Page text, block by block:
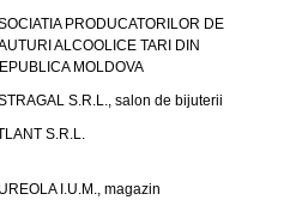
PRODUCATORILOR DE
ALCOOLICE TARI DIN
MOLDOVA
S.R.L., salon de bijuterii
S.R.L.
I.U.M., magazin